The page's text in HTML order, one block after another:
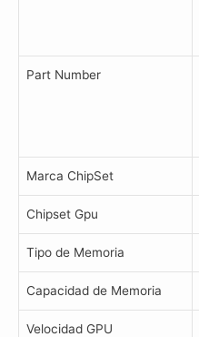
Part Number
Marca ChipSet
Chipset Gpu
Tipo de Memoria
Capacidad de Memoria
Velocidad GPU